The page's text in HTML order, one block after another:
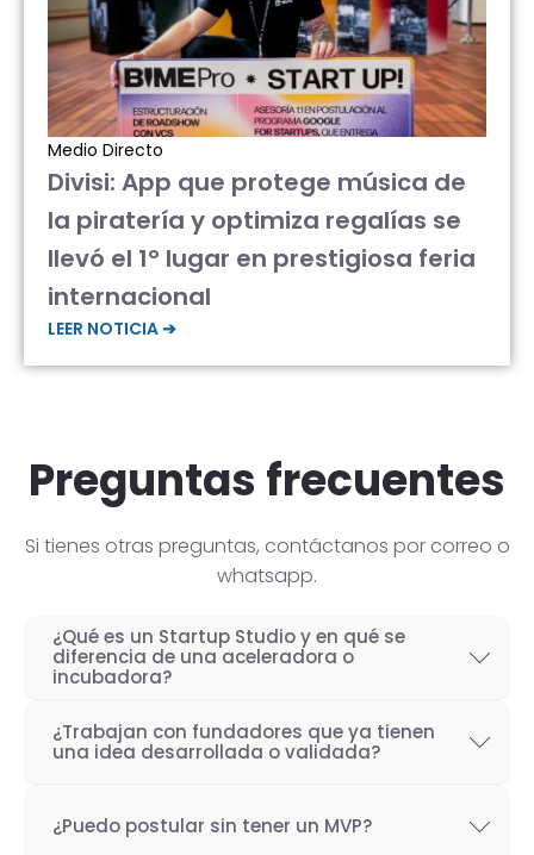
Medio Directo
Divisi: App que protege música de
la piratería y optimiza regalías se
llevó el 1° lugar en prestigiosa feria
internacional
LEER NOTICIA ➔
Preguntas frecuentes
Si tienes otras preguntas, contáctanos por correo o
whatsapp.
¿Qué es un Startup Studio y en qué se
diferencia de una aceleradora o
incubadora?
Un Startup Studio es una organización capaz
de construir startups de manera iterativa,
con experiencia. También se les conoce
¿Trabajan con fundadores que ya tienen
una idea desarrollada o validada?
Startup Studio es lograr un proceso iterativo
¿Puedo postular sin tener un MVP?